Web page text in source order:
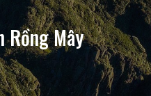
Rồng Mây